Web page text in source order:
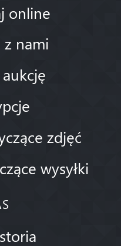
online
z nami
zdjęć
wysyłki